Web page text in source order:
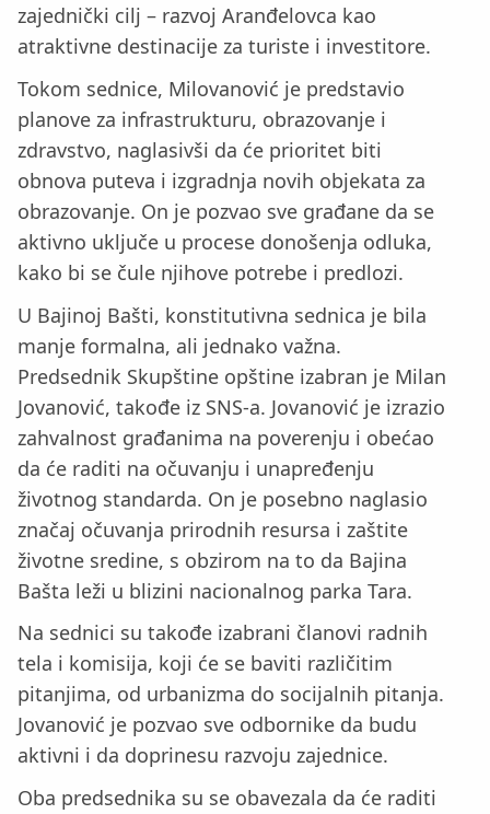
zajednički cilj – razvoj Aranđelovca kao
atraktivne destinacije za turiste i investitore.
Tokom sednice, Milovanović je predstavio
planove za infrastrukturu, obrazovanje i
zdravstvo, naglasivši da će prioritet biti
obnova puteva i izgradnja novih objekata za
obrazovanje. On je pozvao sve građane da se
aktivno uključe u procese donošenja odluka,
kako bi se čule njihove potrebe i predlozi.
U Bajinoj Bašti, konstitutivna sednica je bila
manje formalna, ali jednako važna.
Predsednik Skupštine opštine izabran je Milan
Jovanović, takođe iz SNS-a. Jovanović je izrazio
zahvalnost građanima na poverenju i obećao
da će raditi na očuvanju i unapređenju
životnog standarda. On je posebno naglasio
značaj očuvanja prirodnih resursa i zaštite
životne sredine, s obzirom na to da Bajina
Bašta leži u blizini nacionalnog parka Tara.
Na sednici su takođe izabrani članovi radnih
tela i komisija, koji će se baviti različitim
pitanjima, od urbanizma do socijalnih pitanja.
Jovanović je pozvao sve odbornike da budu
aktivni i da doprinesu razvoju zajednice.
Oba predsednika su se obavezala da će raditi